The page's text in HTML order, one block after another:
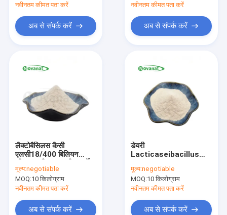
नवीनतम कीमत पता करें
अब से संपर्क करें
नवीनतम कीमत पता करें
अब से संपर्क करें
लैक्टोबैसिलस कैसी
एलसी18/400 बिलियन
मुक्त/ग्लूटेन मुक्त/डेयरी मुक्त
मूल्य:negotiable
MOQ:10 किलोग्राम
नवीनतम कीमत पता करें
अब से संपर्क करें
डेयरी
Lacticaseibacillus
ग्लूटेन शाकाहारी एलर्जी
देखभाल / एलर्जी मुक्त
मूल्य:negotiable
MOQ:10 किलोग्राम
नवीनतम कीमत पता करें
अब से संपर्क करें